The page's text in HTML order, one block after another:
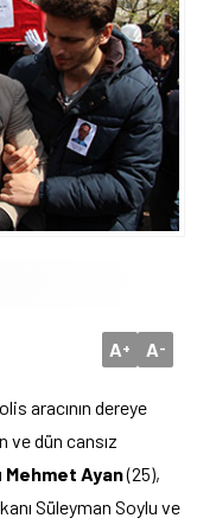
A+ A-
aracının dereye
ve dün cansız
Mehmet Ayan(25),
Süleyman Soylu ve